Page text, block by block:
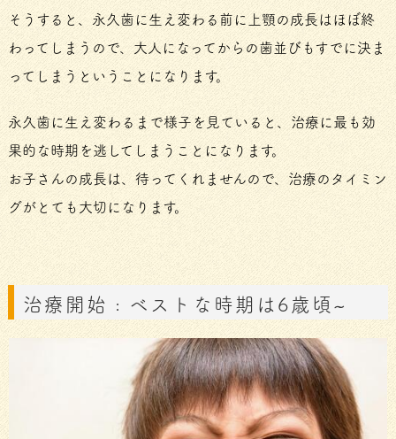
そうすると、永久歯に生え変わる前に上顎の成長はほぼ終
わってしまうので、大人になってからの歯並びもすでに決ま
ってしまうということになります。
永久歯に生え変わるまで様子を見ていると、治療に最も効
果的な時期を逃してしまうことになります。
お子さんの成長は、待ってくれませんので、治療のタイミン
グがとても大切になります。
治療開始 : ベストな時期は6歳頃~